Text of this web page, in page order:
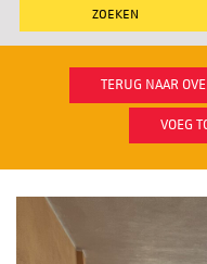
TERUG NAAR
VOEG